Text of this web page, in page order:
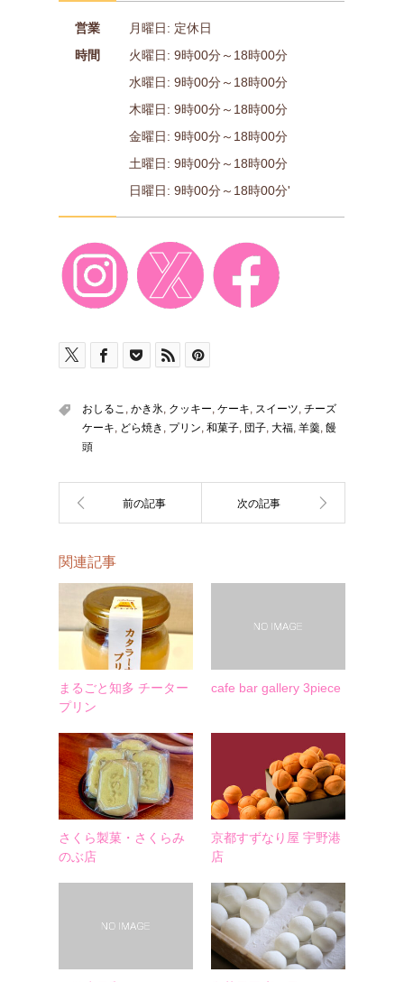
営業
時間
月曜日: 定休日
火曜日: 9時00分～18時00分
水曜日: 9時00分～18時00分
木曜日: 9時00分～18時00分
金曜日: 9時00分～18時00分
土曜日: 9時00分～18時00分
日曜日: 9時00分～18時00分'
おしるこ , かき氷, クッキー, ケーキ, スイーツ, チーズ
ケーキ, どら焼き , プリン, 和菓子, 団子, 大福, 羊羹, 饅
頭
関連記事
まるごと知多 チーター
プリン
cafe bar gallery 3piece
さくら製菓・さくらみ
のぶ店
京都すずなり屋 宇野港
店